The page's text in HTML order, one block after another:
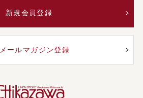
新規会員登録
メールマガジン登録